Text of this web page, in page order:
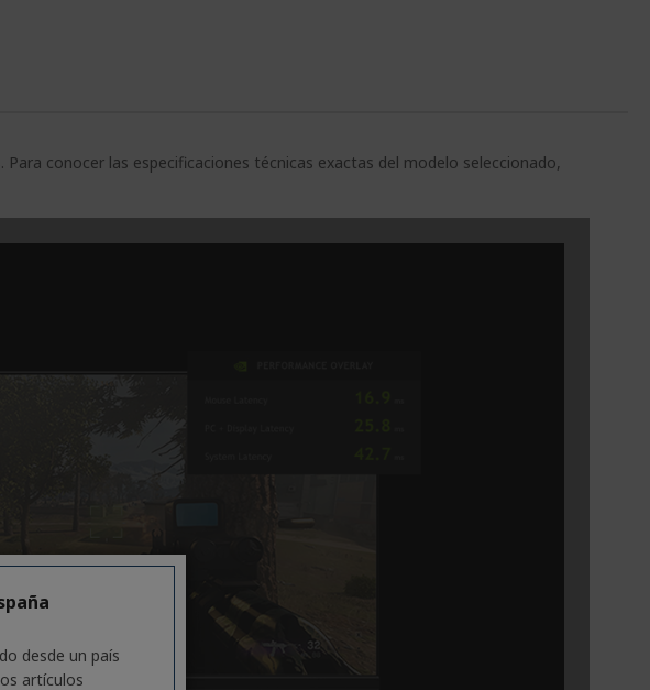
conocer las especificaciones técnicas exactas del modelo seleccionado,
desde un país
artículos